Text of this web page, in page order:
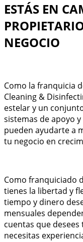
ESTÁS EN
NEGOCIO
Como la franquicia
Cleaning &
estelar y un
sistemas de apoyo
pueden ayudarte a
tu negocio en
Como franquiciado
tienes la libertad y
tiempo y dinero
mensuales
cuentas que
necesitas